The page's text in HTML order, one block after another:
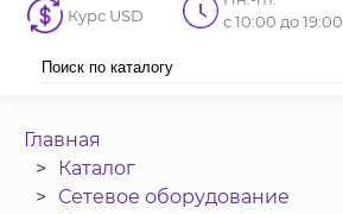
Курс USD
с 10:00 до 19:00
Главная
Каталог
Сетевое оборудование